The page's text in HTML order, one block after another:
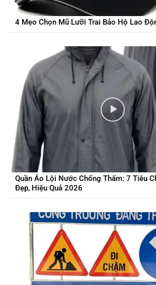
4 Mẹo Chọn Mũ Lưỡi Trai Bảo Hộ Lao
Quần Áo Lội Nước Chống Thấm: 7 Tiêu
Đẹp, Hiệu Quả 2026